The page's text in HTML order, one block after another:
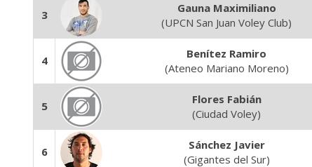
3
Gauna Maximiliano
(UPCN San Juan Voley Club)
4
Benítez Ramiro
(Ateneo Mariano Moreno)
5
Flores Fabián
(Ciudad Voley)
6
Sánchez Javier
(Gigantes del Sur)